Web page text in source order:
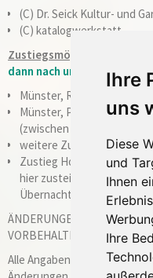
Ihre
uns
Diese
und
Ihnen
Ihre
(C) Dr. Seick Kultur- und
(C) katalogwerkstatt
Zustiegsmöglichkeiten:
dann nach unten scrollen)
Münster,
Münster, P&R Theodor-
(zwischen BAUHAUS und
weitere Zustiege an der
Zustieg Hotel
hier zusteigen möchten,
Übernachtung,
ÄNDERUNGEN AUS
VORBEHALTEN!
Alle Angaben beziehen sich